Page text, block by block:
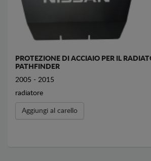
PROTEZIONE DI ACCIAIO PER IL
PATHFINDER
2005 - 2015
radiatore
Aggiungi al carello